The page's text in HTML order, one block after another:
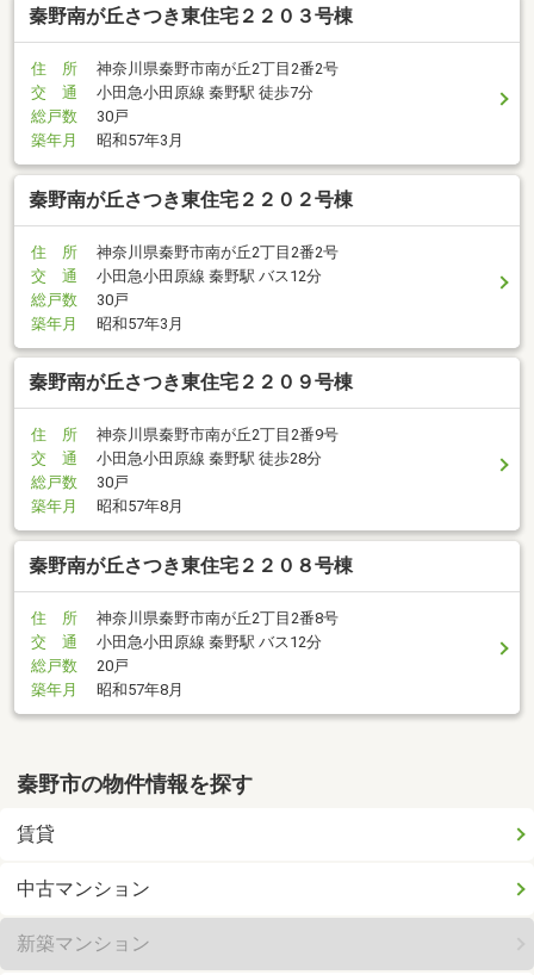
秦野南が丘さつき東住宅２２０３号棟
住 所
神奈川県秦野市南が丘2丁目2番2号
交 通
小田急小田原線 秦野駅 徒歩7分
総戸数
30戸
築年月
昭和57年3月
秦野南が丘さつき東住宅２２０２号棟
住 所
神奈川県秦野市南が丘2丁目2番2号
交 通
小田急小田原線 秦野駅 バス12分
総戸数
30戸
築年月
昭和57年3月
秦野南が丘さつき東住宅２２０９号棟
住 所
神奈川県秦野市南が丘2丁目2番9号
交 通
小田急小田原線 秦野駅 徒歩28分
総戸数
30戸
築年月
昭和57年8月
秦野南が丘さつき東住宅２２０８号棟
住 所
神奈川県秦野市南が丘2丁目2番8号
交 通
小田急小田原線 秦野駅 バス12分
総戸数
20戸
築年月
昭和57年8月
秦野市の物件情報を探す
賃貸
中古マンション
新築マンション